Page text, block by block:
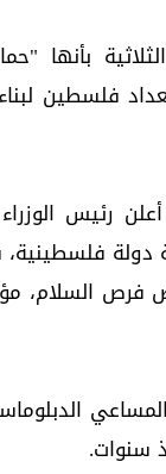
بأنها
فلسطين
الوزراء
فلسطينية،
فرص السلام،
المساعي
سنوات.